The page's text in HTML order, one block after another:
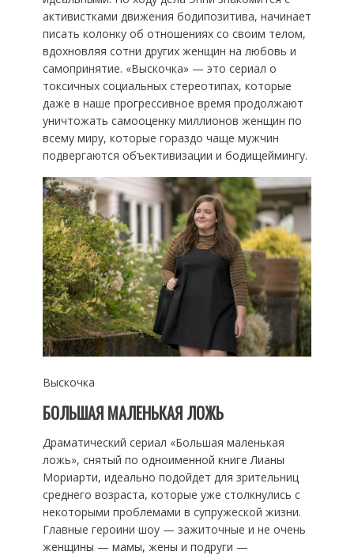
активистками движения бодипозитива, начинает
писать колонку об отношениях со своим телом,
вдохновляя сотни других женщин на любовь и
самопринятие. «Выскочка» — это сериал о
токсичных социальных стереотипах, которые
даже в наше прогрессивное время продолжают
уничтожать самооценку миллионов женщин по
всему миру, которые гораздо чаще мужчин
подвергаются объективизации и бодищеймингу.
Выскочка
БОЛЬШАЯ МАЛЕНЬКАЯ ЛОЖЬ
Драматический сериал «Большая маленькая
ложь», снятый по одноименной книге Лианы
Мориарти, идеально подойдет для зрительниц
среднего возраста, которые уже столкнулись с
некоторыми проблемами в супружеской жизни.
Главные героини шоу — зажиточные и не очень
женщины — мамы, жены и подруги —